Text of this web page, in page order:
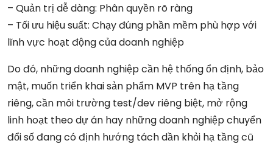
– Quản trị dễ dàng: Phân quyền rõ ràng
– Tối ưu hiệu suất: Chạy đúng phần mềm phù hợp với
lĩnh vực hoạt động của doanh nghiệp
Do đó, những doanh nghiệp cần hệ thống ổn định, bảo
mật, muốn triển khai sản phẩm MVP trên hạ tầng
riêng, cần môi trường test/dev riêng biệt, mở rộng
linh hoạt theo dự án hay những doanh nghiệp chuyển
đổi số đang có định hướng tách dần khỏi hạ tầng cũ